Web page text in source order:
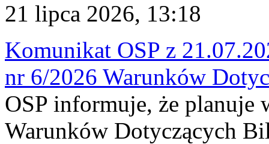
21 lipca 2026, 13:18
Komunikat OSP z
nr 6/2026 Warunków
OSP informuje, że planuje
Warunków Dotyczących